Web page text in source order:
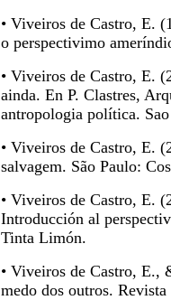
• Viveiros de Castro, E.
o perspectivimo
• Viveiros de Castro, E.
ainda. En P. Clastres,
antropologia política.
• Viveiros de Castro, E.
salvagem. São Paulo:
• Viveiros de Castro, E.
Introducción al
Tinta Limón.
• Viveiros de Castro, E.,
medo dos outros.